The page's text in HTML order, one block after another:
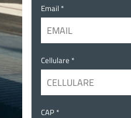
Email *
Cellulare *
CAP *